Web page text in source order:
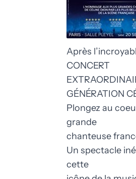
Après
CONCERT
GÉNÉRATION
Plongez au
grande
chanteuse
Un spectacle
cette